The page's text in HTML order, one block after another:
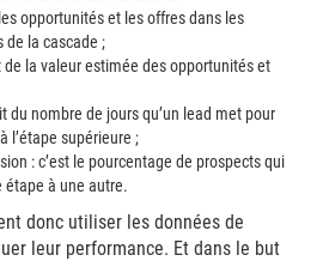
opportunités et les offres dans les
de la cascade ;
de la valeur estimée des opportunités et
du nombre de jours qu’un lead met pour
l’étape supérieure ;
: c’est le pourcentage de prospects qui
étape à une autre.
donc utiliser les données de
leur performance. Et dans le but